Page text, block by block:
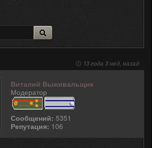
13 года 3 нед. назад
Виталий Выживальщик
Модератор
Сообщений: 5351
Репутация: 106